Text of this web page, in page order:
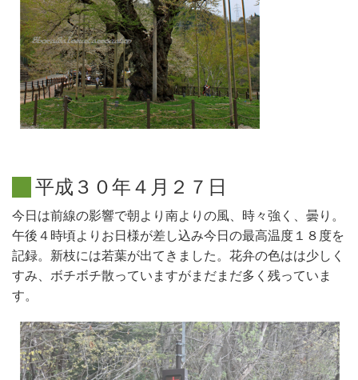
平成 ３ ０年 ４ 月 ２ ７ 日
今日は前線の影響で朝より南よりの風、時々強く、曇り。
午後４時頃よりお日様が差し込み今日の最高温度１８度を
記録。新枝には若葉が出てきました。花弁の色はは少しく
すみ、ボチボチ散っていますがまだまだ多く残っていま
す。